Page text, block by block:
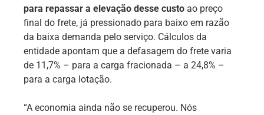
para repassar a elevação desse custo ao preço
final do frete, já pressionado para baixo em razão
da baixa demanda pelo serviço. Cálculos da
entidade apontam que a defasagem do frete varia
de 11,7% – para a carga fracionada – a 24,8% –
para a carga lotação.
“A economia ainda não se recuperou. Nós